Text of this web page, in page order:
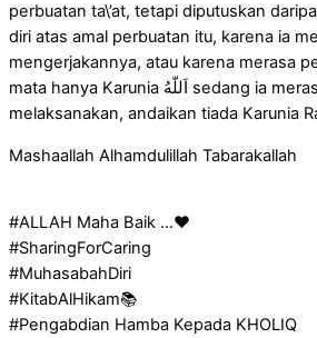
perbuatan ta\’at, tetapi diputuskan
diri atas amal perbuatan itu, karena ia
mengerjakannya, atau karena merasa
mata hanya Karunia اَللّهُ sedang ia merasa tiada berdaya untuk
Mashaallah Alhamdulillah Tabarakallah
#ALLAH Maha Baik …❤
#SharingForCaring
#MuhasabahDiri
#KitabAlHikam📚
#Pengabdian Hamba Kepada KHOLIQ